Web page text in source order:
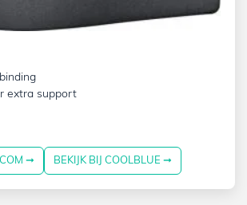
extra support
➞ BEKIJK BIJ COOLBLUE ➞